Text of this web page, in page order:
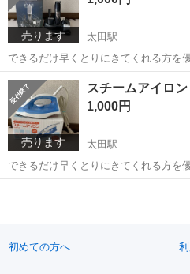
売ります 太田駅
できるだけ早くとりにきてくれる方を
しくおねがいします。
群馬 太田市 その他
売ります
スチームアイロン
1,000円
太田駅
できるだけ早くとりにきてくれる方を
しくおねがいします。
初めての方へ